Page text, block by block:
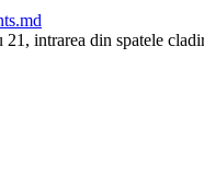
21, intrarea din spatele